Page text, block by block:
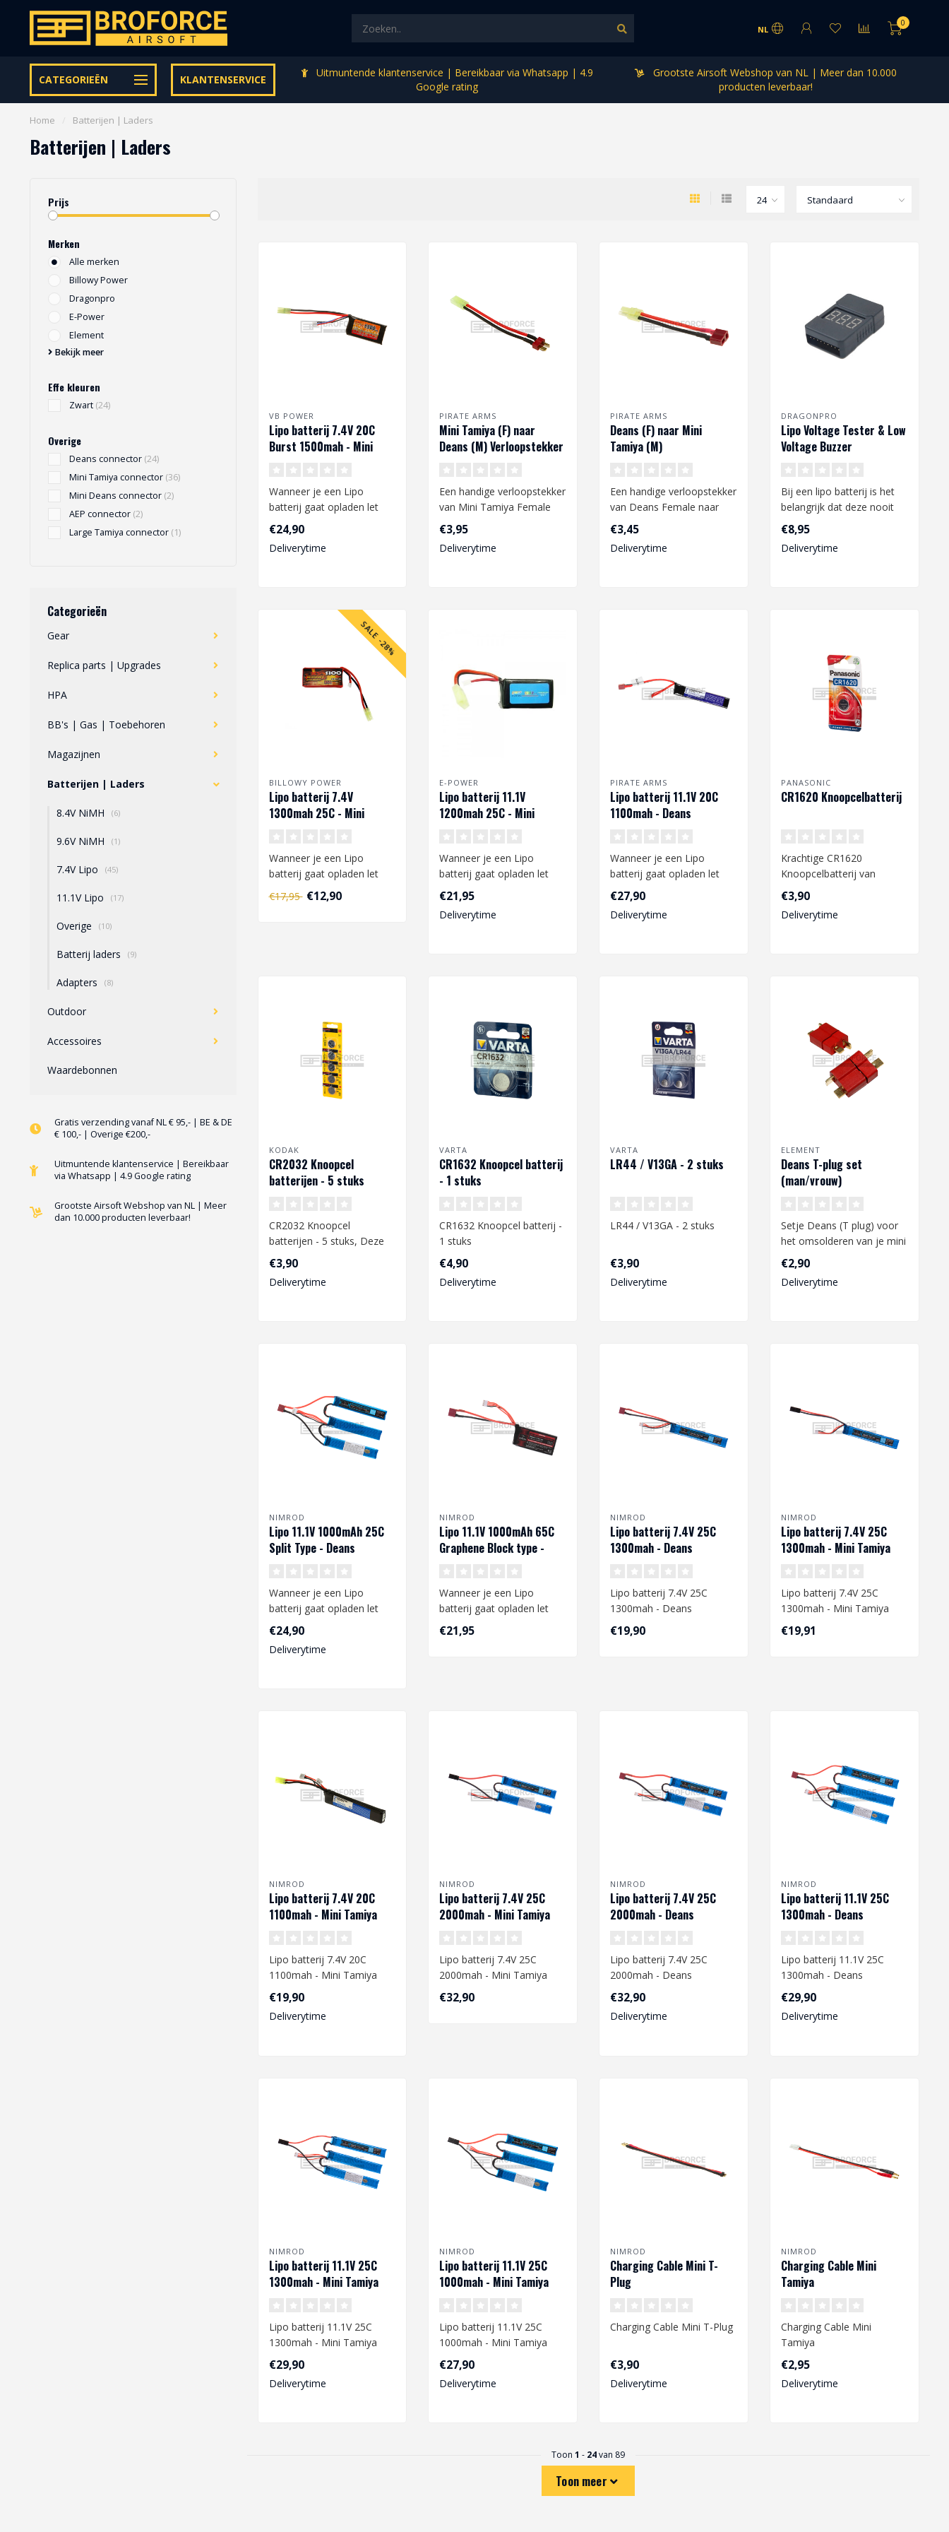
NL
0
CATEGORIEËN KLANTENSERVICE
Gratis verzending vanaf € 95,- binnen NL | €100,- BE & DE
Uitmuntende klantenservice | Bereikbaar via Whatsapp | 4.9
Google rating
Grootste Airsoft Webshop van NL | Meer dan 10.000
producten leverbaar!
Home Batterijen | Laders
Batterijen | Laders
Prijs
Merken
Alle merken
Billowy Power
Dragonpro
E-Power
Element
Bekijk meer
Effe kleuren
Zwart (24)
Overige
Deans connector (24)
Mini Tamiya connector (36)
Mini Deans connector (2)
AEP connector (2)
Large Tamiya connector (1)
Categorieën
Gear
Replica parts | Upgrades
HPA
BB's | Gas | Toebehoren
Magazijnen
Batterijen | Laders
8.4V NiMH (6)
9.6V NiMH (1)
7.4V Lipo (45)
11.1V Lipo (17)
Overige (10)
Batterij laders (9)
Adapters (8)
Outdoor
Accessoires
Waardebonnen
Gratis verzending vanaf NL € 95,- | BE & DE
€ 100,- | Overige €200,-
Uitmuntende klantenservice | Bereikbaar
via Whatsapp | 4.9 Google rating
Grootste Airsoft Webshop van NL | Meer
dan 10.000 producten leverbaar!
VB POWER
Lipo batterij 7.4V 20C
Burst 1500mah - Mini
Wanneer je een Lipo
batterij gaat opladen let
dan op het volgende:
Gebruikt a..
€24,90
Deliverytime
PIRATE ARMS
Mini Tamiya (F) naar
Deans (M) Verloopstekker
Een handige verloopstekker
van Mini Tamiya Female
naar Deans Male adapter...
€3,95
Deliverytime
PIRATE ARMS
Deans (F) naar Mini
Tamiya (M)
Een handige verloopstekker
van Deans Female naar
Mini Tamiya Male...
€3,45
Deliverytime
DRAGONPRO
Lipo Voltage Tester & Low
Voltage Buzzer
Bij een lipo batterij is het
belangrijk dat deze nooit
onder een te laag spannin..
€8,95
Deliverytime
SALE -28%
BILLOWY POWER
Lipo batterij 7.4V
1300mah 25C - Mini
Wanneer je een Lipo
batterij gaat opladen let
dan op het volgende:
€17,95 €12,90
E-POWER
Lipo batterij 11.1V
1200mah 25C - Mini
Wanneer je een Lipo
batterij gaat opladen let
dan op het volgende:
Gebruikt a..
€21,95
Deliverytime
PIRATE ARMS
Lipo batterij 11.1V 20C
1100mah - Deans
Wanneer je een Lipo
batterij gaat opladen let
dan op het volgende:
Gebruikt a..
€27,90
Deliverytime
PANASONIC
CR1620 Knoopcelbatterij
Krachtige CR1620
Knoopcelbatterij van
Panasonic
€3,90
Deliverytime
KODAK
CR2032 Knoopcel
batterijen - 5 stuks
CR2032 Knoopcel
batterijen - 5 stuks, Deze
batterijen worden
hoofdzakelijk gebru..
€3,90
Deliverytime
VARTA
CR1632 Knoopcel batterij
- 1 stuks
CR1632 Knoopcel batterij -
1 stuks
€4,90
Deliverytime
VARTA
LR44 / V13GA - 2 stuks
LR44 / V13GA - 2 stuks
€3,90
Deliverytime
ELEMENT
Deans T-plug set
(man/vrouw)
Setje Deans (T plug) voor
het omsolderen van je mini
Tamiya naar deans.
1x m..
€2,90
Deliverytime
NIMROD
Lipo 11.1V 1000mAh 25C
Split Type - Deans
Wanneer je een Lipo
batterij gaat opladen let
dan op het volgende:
Gebruikt a..
€24,90
Deliverytime
NIMROD
Lipo 11.1V 1000mAh 65C
Graphene Block type -
Wanneer je een Lipo
batterij gaat opladen let
dan op het volgende:
€21,95
NIMROD
Lipo batterij 7.4V 25C
1300mah - Deans
Lipo batterij 7.4V 25C
1300mah - Deans
Wanneer je een Lipo
€19,90
NIMROD
Lipo batterij 7.4V 25C
1300mah - Mini Tamiya
Lipo batterij 7.4V 25C
1300mah - Mini Tamiya
Wanneer je een Lipo
€19,91
NIMROD
Lipo batterij 7.4V 20C
1100mah - Mini Tamiya
Lipo batterij 7.4V 20C
1100mah - Mini Tamiya
Wanneer je een Lipo
batterij gaa..
€19,90
Deliverytime
NIMROD
Lipo batterij 7.4V 25C
2000mah - Mini Tamiya
Lipo batterij 7.4V 25C
2000mah - Mini Tamiya
Wanneer je een Lipo
€32,90
NIMROD
Lipo batterij 7.4V 25C
2000mah - Deans
Lipo batterij 7.4V 25C
2000mah - Deans
Wanneer je een Lipo
batterij gaat opla..
€32,90
Deliverytime
NIMROD
Lipo batterij 11.1V 25C
1300mah - Deans
Lipo batterij 11.1V 25C
1300mah - Deans
Wanneer je een Lipo
batterij gaat opl..
€29,90
Deliverytime
NIMROD
Lipo batterij 11.1V 25C
1300mah - Mini Tamiya
Lipo batterij 11.1V 25C
1300mah - Mini Tamiya
Wanneer je een Lipo
batterij ga..
€29,90
Deliverytime
NIMROD
Lipo batterij 11.1V 25C
1000mah - Mini Tamiya
Lipo batterij 11.1V 25C
1000mah - Mini Tamiya
Wanneer je een Lipo
batterij ga..
€27,90
Deliverytime
NIMROD
Charging Cable Mini T-
Plug
Charging Cable Mini T-Plug
€3,90
Deliverytime
NIMROD
Charging Cable Mini
Tamiya
Charging Cable Mini
Tamiya
€2,95
Deliverytime
Toon1 - 24van 89
Toon meer